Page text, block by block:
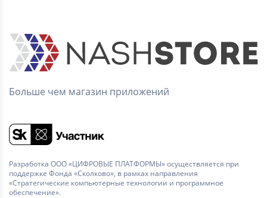
Больше чем магазин приложений
Разработка ООО «ЦИФРОВЫЕ ПЛАТФОРМЫ» осуществляется при
поддержке Фонда «Сколково», в рамках направления
«Стратегические компьютерные технологии и программное
обеспечение».